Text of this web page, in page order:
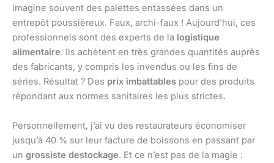
imagine souvent des palettes entassées dans un
entrepôt poussiéreux. Faux, archi-faux ! Aujourd’hui, ces
professionnels sont des experts de la logistique
alimentaire. Ils achètent en très grandes quantités auprès
des fabricants, y compris les invendus ou les fins de
séries. Résultat ? Des prix imbattables pour des produits
répondant aux normes sanitaires les plus strictes.
Personnellement, j’ai vu des restaurateurs économiser
jusqu’à 40 % sur leur facture de boissons en passant par
un grossiste destockage. Et ce n’est pas de la magie :